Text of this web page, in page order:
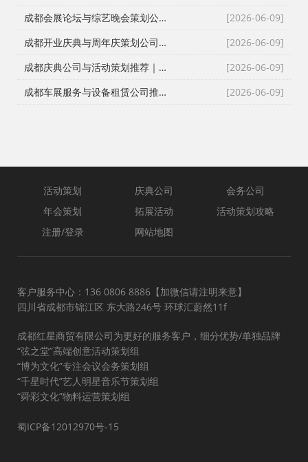
[2026-06-09]
成都会展论坛与综艺晚会策划公司推荐｜活动策划执行与资源整合专家
[2026-06-09]
成都开业庆典与周年庆策划公司推荐｜专业舞台搭建与高端现场布置
[2026-06-09]
成都庆典公司与活动策划推荐｜跨年晚会、元旦晚会、企业年会一站式执行
[2026-06-09]
成都车展服务与设备租赁公司推荐｜新车上市、试驾活动、巡展全案执行
活动策划 庆典公司
会务公司
年会策划
拓展活动
活动策划攻略
注册/登录
网站地图
客户服务中心：136 0806 8886【加微信请注明来意】
四川省成都市锦江区 东大路246号 环球汇蔚然11f
成都红星商贸有限公司为更好的服务客户，细分优势/单独品牌
“弦之堂”高端创意活动策划组
“博为文化”专注会议会务策划组
“千星时代”艺人明星音乐节策划组
“舜彩文化”物料运营策划组
蜀ICP备12012970号-15